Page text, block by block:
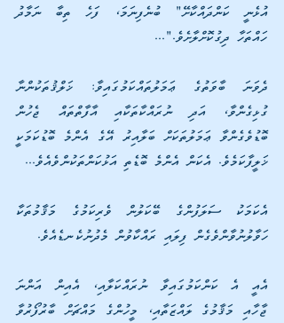
އުޅެނީ ކަންދައްކާށޭ" ބުނެފިނަމަ، ފަހެ ތިބާ ނަމާދު
ހައްތަހާ ދިގުކޮށްލާށެވެ."...
ދެވަނަ ބާވަތުގެ ޢަމަލުތައްކަމުގައިވާ: ޚަލްޤުތަކުންނާ
ގުޅިގެންވާ، އަދި ނުރައްކާތަކާއި އާފާތްތައް ޖެހުން
ޚަލީފާކަމެވެ. އެކަން އެންމެ ބޮޑެތި އަޅުކަންތަކުންވެއެވެ...
ހަވާލުނުވާންވެގެން ފިލައި ރައްކާވުން މެދުނުކެނޑެއެވެ.
އެއީ އެ ކަންކަމުގައިވާ ނުރައްކަލާއި، އެއިން އަންނަ
ޖާހާއި މަޤާމުގެ ލައްޒަތާއި، މީހުންގެ މައްޗަށް ބާރުފޯރުވާ